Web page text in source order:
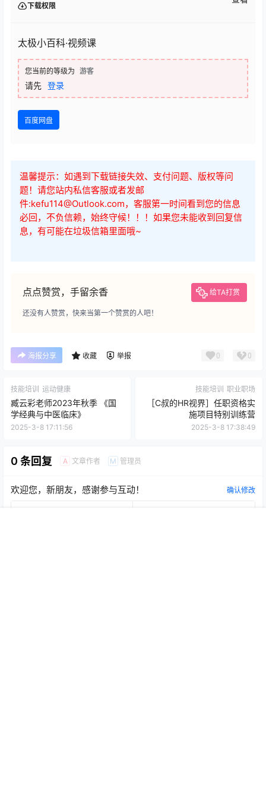
下载权限
太极小百科·视频课
您当前的等级为 游客
请先 登录
百度网盘
温馨提示：如遇到下载链接失效、支付问题、版权等问
题！请您站内私信客服或者发邮
件:kefu114@Outlook.com，客服第一时间看到您的信息
必回，不负信赖，始终守候！！！如果您未能收到回复信
息，有可能在垃圾信箱里面哦~
点点赞赏，手留余香 给TA打赏
还没有人赞赏，快来当第一个赞赏的人吧！
海报分享 收藏 举报 0 0
技能培训 运动健康
臧云彩老师2023年秋季 《国
学经典与中医临床》
2025-3-8 17:11:56
技能培训 职业职场
［C叔的HR视界］任职资格实
施项目特别训练营
2025-3-8 17:38:49
0 条回复 A 文章作者 M 管理员
欢迎您，新朋友，感谢参与互动！ 确认修改